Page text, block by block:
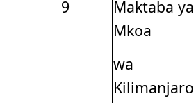
9
Maktaba ya
Mkoa
wa
Kilimanjaro